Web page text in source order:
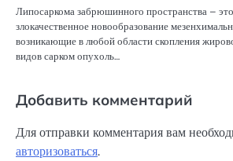
Липосаркома забрюшинного пространства –
злокачественное новообразование
возникающие в любой области скопления
видов сарком опухоль…
Добавить комментарий
Для отправки комментария вам
авторизоваться.